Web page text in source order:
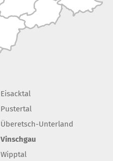
Eisacktal
Pustertal
Überetsch-Unterland
Vinschgau
Wipptal